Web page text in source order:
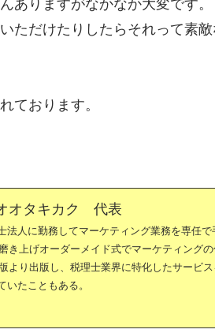
ありますがなかなか大変です。
ただけたりしたらそれって素
ております。
オタキカク 代表
人に勤務してマーケティング業務を専任で
き上げオーダーメイド式でマーケティング
より出版し、税理士業界に特化したサービ
たこともある。